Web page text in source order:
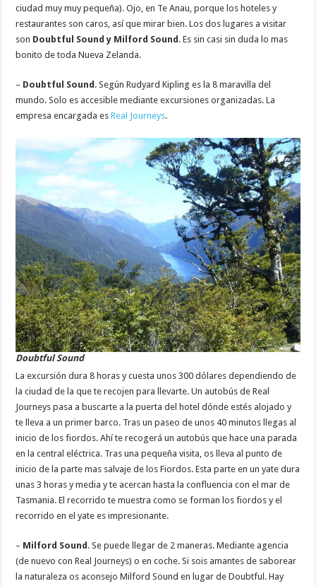
ciudad muy muy pequeña). Ojo, en Te Anau, porque los hoteles y
restaurantes son caros, así que mirar bien. Los dos lugares a visitar
son Doubtful Sound y Milford Sound . Es sin casi sin duda lo mas
bonito de toda Nueva Zelanda.
– Doubtful Sound . Según Rudyard Kipling es la 8 maravilla del
mundo. Solo es accesible mediante excursiones organizadas. La
empresa encargada esReal Journeys.
Doubtful Sound
La excursión dura 8 horas y cuesta unos 300 dólares dependiendo de
la ciudad de la que te recojen para llevarte. Un autobús de Real
Journeys pasa a buscarte a la puerta del hotel dónde estés alojado y
te lleva a un primer barco. Tras un paseo de unos 40 minutos llegas al
inicio de los fiordos. Ahí te recogerá un autobús que hace una parada
en la central eléctrica. Tras una pequeña visita, os lleva al punto de
inicio de la parte mas salvaje de los Fiordos. Esta parte en un yate dura
unas 3 horas y media y te acercan hasta la confluencia con el mar de
Tasmania. El recorrido te muestra como se forman los fiordos y el
recorrido en el yate es impresionante.
– Milford Sound . Se puede llegar de 2 maneras. Mediante agencia
(de nuevo con Real Journeys) o en coche. Si sois amantes de saborear
la naturaleza os aconsejo Milford Sound en lugar de Doubtful. Hay